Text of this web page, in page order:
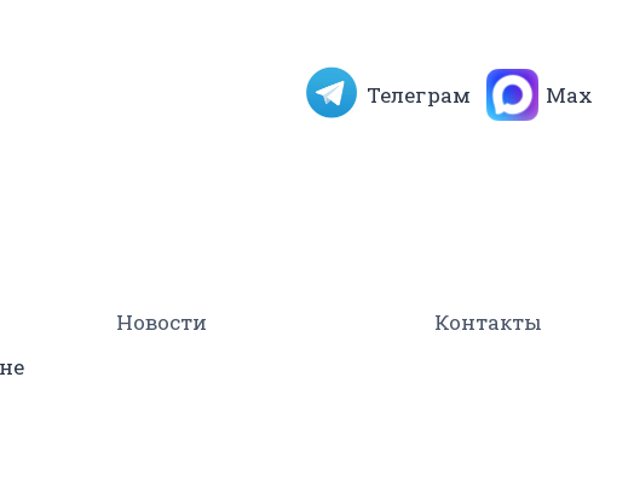
Телеграм Max
Новости
Контакты